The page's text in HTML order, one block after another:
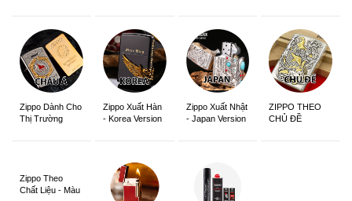
Zippo Dành Cho
Thị Trường
Zippo Xuất Hàn
- Korea Version
Zippo Xuất Nhật
- Japan Version
ZIPPO THEO
CHỦ ĐỀ
Zippo Theo
Chất Liệu - Màu